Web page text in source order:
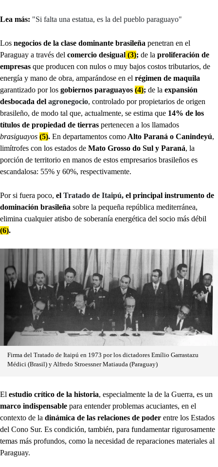
Lea más: "Si falta una estatua, es la del pueblo paraguayo"
Los negocios de la clase dominante brasileña penetran en el
Paraguay a través del comercio desigual (3); de la proliferación de
empresas que producen con nulos o muy bajos costos tributarios, de
energía y mano de obra, amparándose en el régimen de maquila
garantizado por los gobiernos paraguayos (4); de la expansión
desbocada del agronegocio, controlado por propietarios de origen
brasileño, de modo tal que, actualmente, se estima que 14% de los
títulos de propiedad de tierras pertenecen a los llamados
brasiguayos (5). En departamentos como Alto Paraná o Canindeyú,
limítrofes con los estados de Mato Grosso do Sul y Paraná, la
porción de territorio en manos de estos empresarios brasileños es
escandalosa: 55% y 60%, respectivamente.
Por si fuera poco, el Tratado de Itaipú, el principal instrumento de
dominación brasileña sobre la pequeña república mediterránea,
elimina cualquier atisbo de soberanía energética del socio más débil
(6).
Firma del Tratado de Itaipú en 1973 por los dictadores Emílio Garrastazu
Médici (Brasil) y Alfredo Stroessner Matiauda (Paraguay)
El estudio crítico de la historia, especialmente la de la Guerra, es un
marco indispensable para entender problemas acuciantes, en el
contexto de la dinámica de las relaciones de poder entre los Estados
del Cono Sur. Es condición, también, para fundamentar rigurosamente
temas más profundos, como la necesidad de reparaciones materiales al
Paraguay.